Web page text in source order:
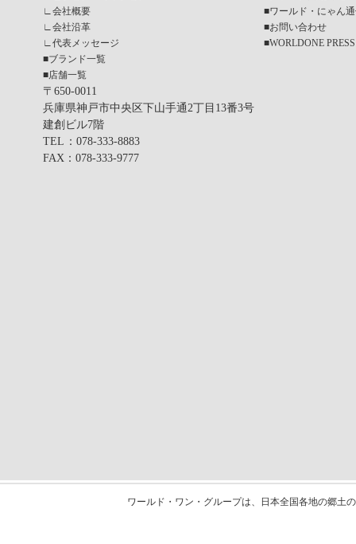
∟ 会社概要
∟ 会社沿革
∟ 代表メッセージ
■ブランド一覧
■店舗一覧
■ワールド・にゃん
■お問い合わせ
■WORLDONE PRESS
〒650-0011
兵庫県神戸市中央区下山手通2丁目13番3号
建創ビル7階
TEL ：078-333-8883
FAX ：078-333-9777
ワールド・ワン・グループは、日本全国各地の郷土